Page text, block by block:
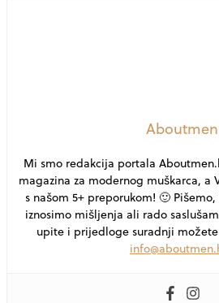
Aboutmen
Mi smo redakcija portala
magazina za modernog muškarca,
s našom 5+ preporukom! 🙂
iznosimo mišljenja ali rado
upite i prijedloge suradnji